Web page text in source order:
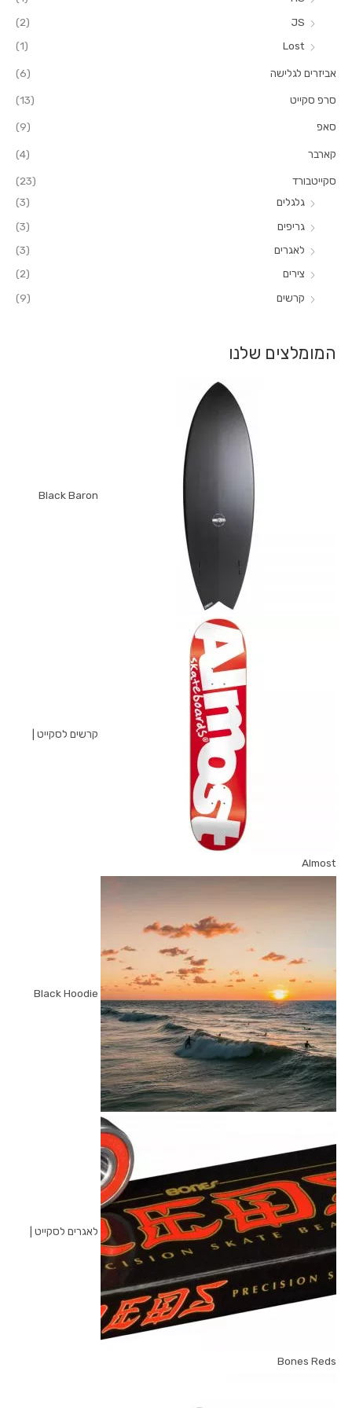
JS
(2)
Lost
(1)
אביזרים לגלישה (6)
סרפ סקייט (13)
סאפ (9)
קארבר (4)
סקייטבורד
(23)
גלגלים
(3)
גריפים
(3)
לאגרים
(3)
צירים
(2)
קרשים
(9)
המומלצים שלנו
Black Baron
קרשים לסקייט |
Almost
Black Hoodie
לאגרים לסקייט |
Bones Reds